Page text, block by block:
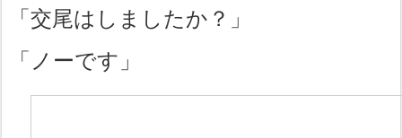
「交尾はしましたか？」
「ノーです」